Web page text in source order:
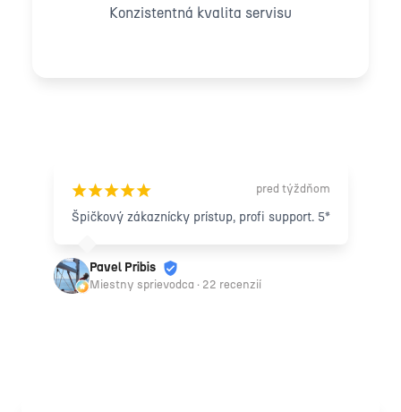
Konzistentná kvalita servisu
¡¡¡¡¡ pred týždňom
Špičkový zákaznícky prístup, profi support. 5*
Pavel Pribis
Miestny sprievodca · 22 recenzií